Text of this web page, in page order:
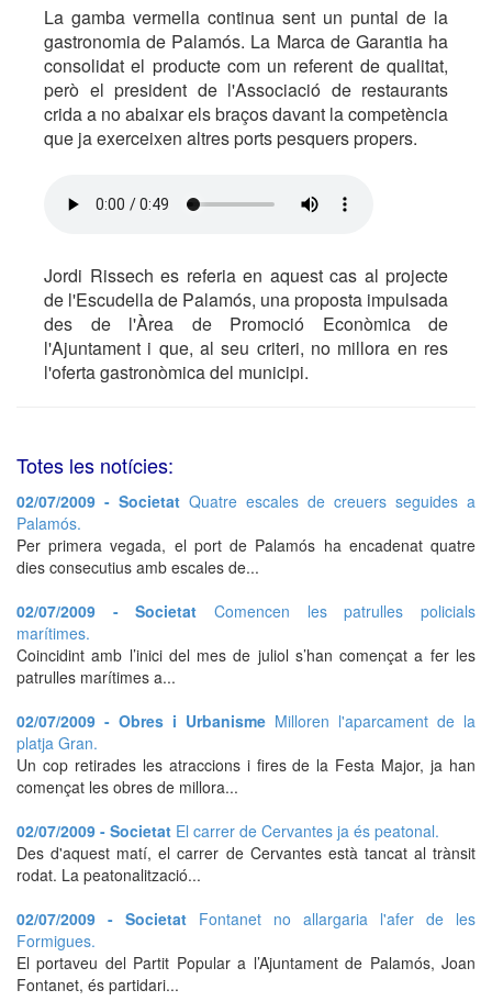
La gamba vermella continua sent un puntal de la
gastronomia de Palamós. La Marca de Garantia ha
consolidat el producte com un referent de qualitat,
però el president de l'Associació de restaurants
crida a no abaixar els braços davant la competència
que ja exerceixen altres ports pesquers propers.
Jordi Rissech es referia en aquest cas al projecte
de l'Escudella de Palamós, una proposta impulsada
des de l'Àrea de Promoció Econòmica de
l'Ajuntament i que, al seu criteri, no millora en res
l'oferta gastronòmica del municipi.
Totes les notícies:
02/07/2009 - Societat Quatre escales de creuers seguides a
Palamós.
Per primera vegada, el port de Palamós ha encadenat quatre
dies consecutius amb escales de...
02/07/2009 - Societat Comencen les patrulles policials
marítimes.
Coincidint amb l’inici del mes de juliol s’han començat a fer les
patrulles marítimes a...
02/07/2009 - Obres i Urbanisme Milloren l'aparcament de la
platja Gran.
Un cop retirades les atraccions i fires de la Festa Major, ja han
començat les obres de millora...
02/07/2009 - Societat El carrer de Cervantes ja és peatonal.
Des d'aquest matí, el carrer de Cervantes està tancat al trànsit
rodat. La peatonalització...
02/07/2009 - Societat Fontanet no allargaria l'afer de les
Formigues.
El portaveu del Partit Popular a l’Ajuntament de Palamós, Joan
Fontanet, és partidari...